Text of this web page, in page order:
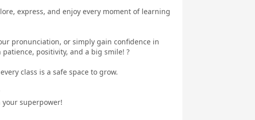
点
TOEIC®
Speaking
文法
イラストで学
ぶ英文法
トピックトー
express, and enjoy every moment of learning
pronunciation, or simply gain confidence in
positivity, and a big smile! ?
class is a safe space to grow.
your superpower!